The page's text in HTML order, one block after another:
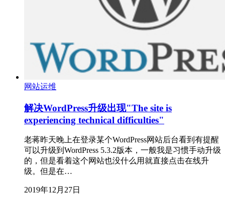
网站运维
解决WordPress升级出现"The site is
experiencing technical difficulties"
老蒋昨天晚上在登录某个WordPress网站后台看到有提醒
可以升级到WordPress 5.3.2版本，一般我是习惯手动升级
的，但是看着这个网站也没什么用就直接点击在线升
级。但是在…
2019年12月27日